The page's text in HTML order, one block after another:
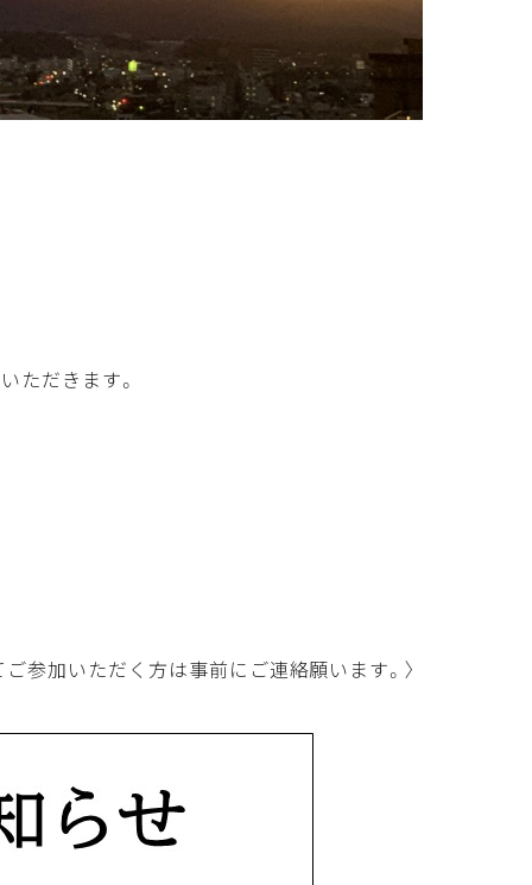
ただきます。
参加いただく方は事前にご連絡願います。〉